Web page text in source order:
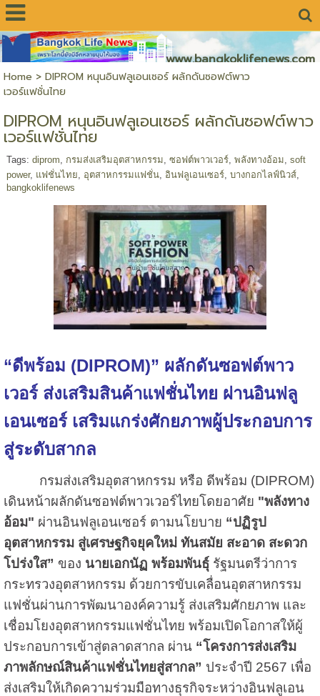
www.bangkoklifenews.com
Home > DIPROM หนุนอินฟลูเอนเซอร์ ผลักดันซอฟต์พาว
เวอร์แฟชั่นไทย
DIPROM หนุนอินฟลูเอนเซอร์ ผลักดันซอฟต์พาว
เวอร์แฟชั่นไทย
Tags: diprom กรมส่งเสริมอุตสาหกรรม ซอฟต์พาวเวอร์, พลังทางอ้อม soft
power, แฟชั่นไทย อุตสาหกรรมแฟชั่น, อินฟลูเอนเซอร์, บางกอกไลฟ์นิวส์,
bangkoklifenews
“ดีพร้อม (DIPROM)” ผลักดันซอฟต์พาว
เวอร์ ส่งเสริมสินค้าแฟชั่นไทย ผ่านอินฟลู
เอนเซอร์ เสริมแกร่งศักยภาพผู้ประกอบการ
สู่ระดับสากล
กรมส่งเสริมอุตสาหกรรม หรือ ดีพร้อม (DIPROM)
เดินหน้าผลักดันซอฟต์พาวเวอร์ไทยโดยอาศัย "พลังทาง
อ้อม" ผ่านอินฟลูเอนเซอร์ ตามนโยบาย “ปฏิรูป
อุตสาหกรรม สู่เศรษฐกิจยุคใหม่ ทันสมัย สะอาด สะดวก
โปร่งใส” ของ นายเอกนัฏ พร้อมพันธุ์รัฐมนตรีว่าการ
กระทรวงอุตสาหกรรม ด้วยการขับเคลื่อนอุตสาหกรรม
แฟชั่นผ่านการพัฒนาองค์ความรู้ ส่งเสริมศักยภาพ และ
เชื่อมโยงอุตสาหกรรมแฟชั่นไทย พร้อมเปิดโอกาสให้ผู้
ประกอบการเข้าสู่ตลาดสากล ผ่าน “โครงการส่งเสริม
ภาพลักษณ์สินค้าแฟชั่นไทยสู่สากล” ประจำปี 2567 เพื่อ
ส่งเสริมให้เกิดความร่วมมือทางธุรกิจระหว่างอินฟลูเอน